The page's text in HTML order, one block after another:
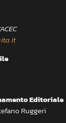
Editoriale
Ruggeri